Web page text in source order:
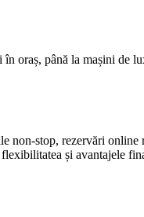
oraș, până la mașini de
non-stop, rezervări online
și avantajele